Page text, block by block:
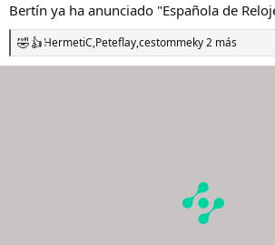
Bertín ya ha anunciado "Española de
R
e
HermetiC,Peteflay,cestommeky 2 más